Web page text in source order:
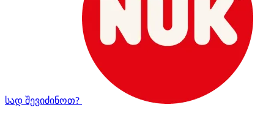
სად შევიძინოთ?